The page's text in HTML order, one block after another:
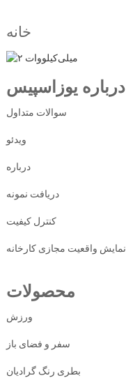
خانه
درباره یوزاسپیس
سوالات متداول
ویدئو
درباره
دریافت نمونه
کنترل کیفیت
نمایش واقعیت مجازی کارخانه
محصولات
ورزش
سفر و فضای باز
بطری رنگ گرادیان